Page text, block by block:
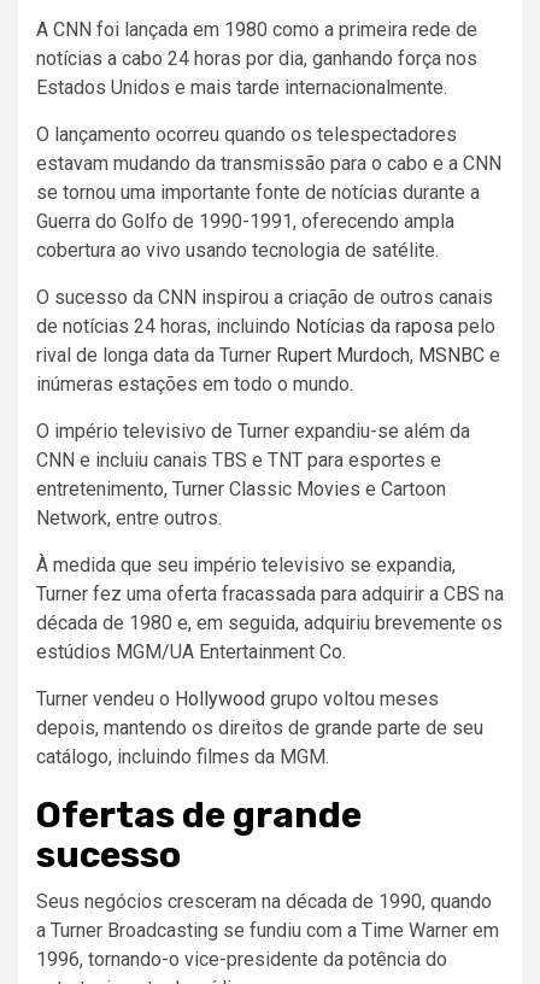
A CNN foi lançada em 1980 como a primeira rede de
notícias a cabo 24 horas por dia, ganhando força nos
Estados Unidos e mais tarde internacionalmente.
O lançamento ocorreu quando os telespectadores
estavam mudando da transmissão para o cabo e a CNN
se tornou uma importante fonte de notícias durante a
Guerra do Golfo de 1990-1991, oferecendo ampla
cobertura ao vivo usando tecnologia de satélite.
O sucesso da CNN inspirou a criação de outros canais
de notícias 24 horas, incluindo Notícias da raposa pelo
rival de longa data da Turner Rupert Murdoch, MSNBC e
inúmeras estações em todo o mundo.
O império televisivo de Turner expandiu-se além da
CNN e incluiu canais TBS e TNT para esportes e
entretenimento, Turner Classic Movies e Cartoon
Network, entre outros.
À medida que seu império televisivo se expandia,
Turner fez uma oferta fracassada para adquirir a CBS na
década de 1980 e, em seguida, adquiriu brevemente os
estúdios MGM/UA Entertainment Co.
Turner vendeu o Hollywood grupo voltou meses
depois, mantendo os direitos de grande parte de seu
catálogo, incluindo filmes da MGM.
Ofertas de grande
sucesso
Seus negócios cresceram na década de 1990, quando
a Turner Broadcasting se fundiu com a Time Warner em
1996, tornando-o vice-presidente da potência do